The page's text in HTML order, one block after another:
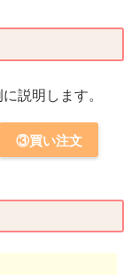
説明します。
③買い注文